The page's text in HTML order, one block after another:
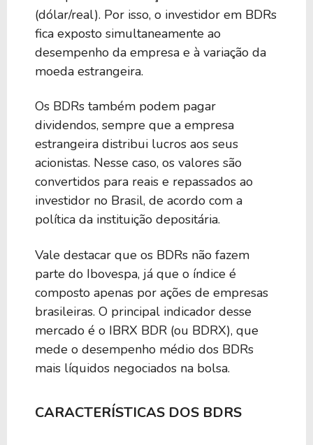
(dólar/real). Por isso, o investidor em BDRs
fica exposto simultaneamente ao
desempenho da empresa e à variação da
moeda estrangeira.
Os BDRs também podem pagar
dividendos, sempre que a empresa
estrangeira distribui lucros aos seus
acionistas. Nesse caso, os valores são
convertidos para reais e repassados ao
investidor no Brasil, de acordo com a
política da instituição depositária.
Vale destacar que os BDRs não fazem
parte do Ibovespa, já que o índice é
composto apenas por ações de empresas
brasileiras. O principal indicador desse
mercado é o IBRX BDR (ou BDRX), que
mede o desempenho médio dos BDRs
mais líquidos negociados na bolsa.
CARACTERÍSTICAS DOS BDRS